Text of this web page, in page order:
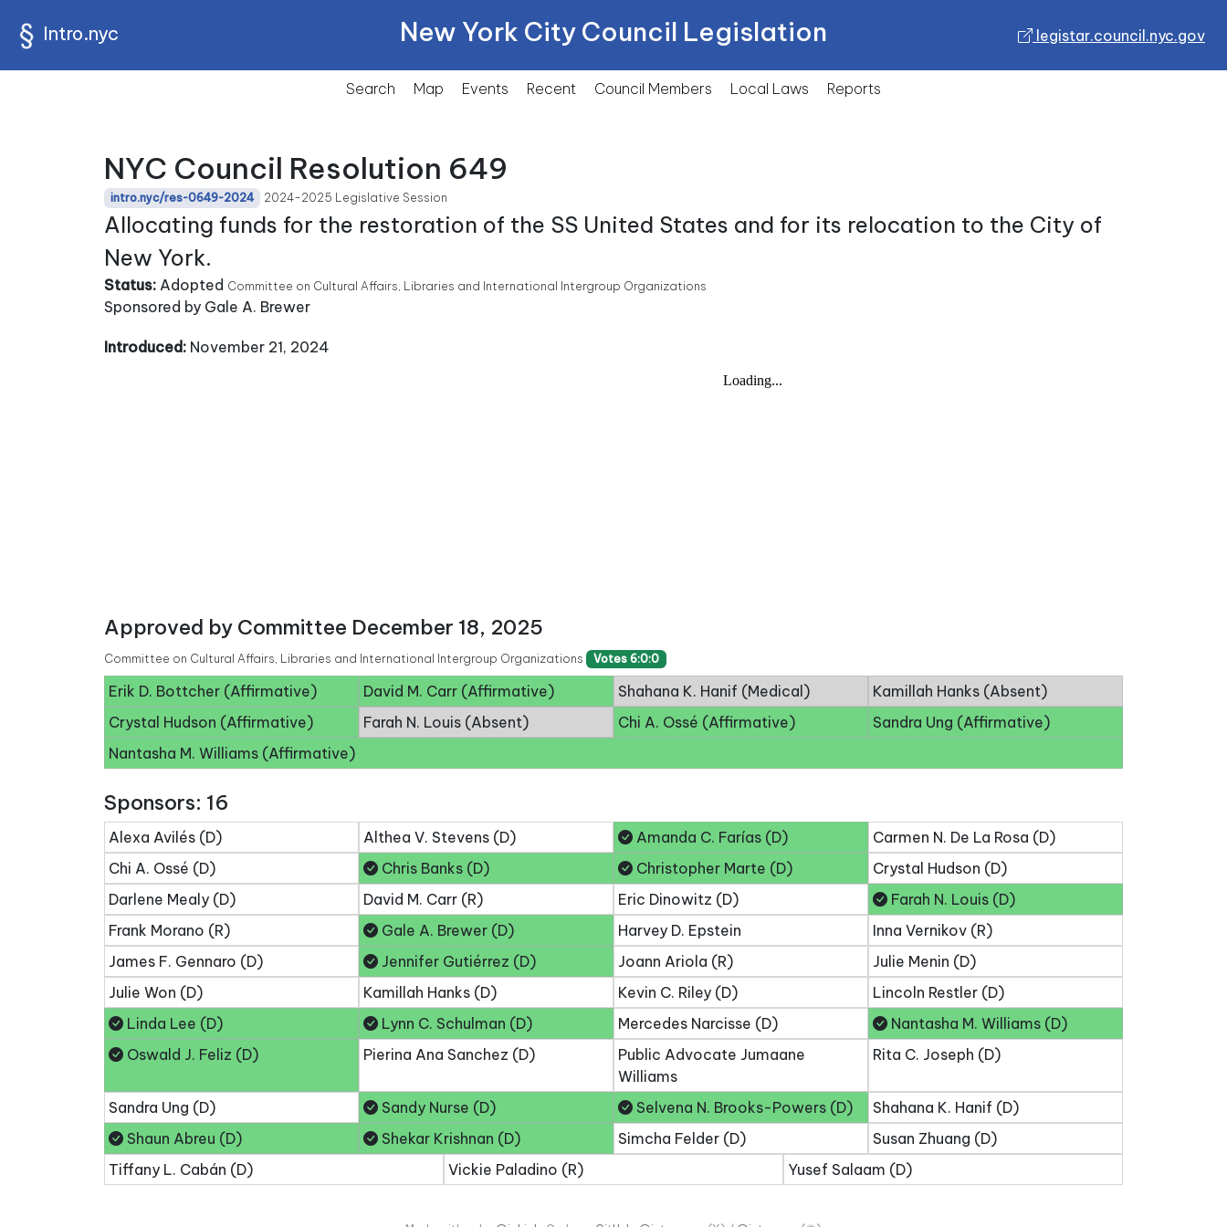
Intro.nyc New York City Council Legislation legistar.council.nyc.gov
Search Map Events Recent Council Members Local Laws Reports
NYC Council Resolution 649
intro.nyc/res-0649-2024 2024-2025 Legislative Session
Allocating funds for the restoration of the SS United States and for its relocation to the City of
New York.
Status: Adopted Committee on Cultural Affairs, Libraries and International Intergroup Organizations
Sponsored by Gale A. Brewer
Introduced: November 21, 2024
Approved by Committee December 18, 2025
Committee on Cultural Affairs, Libraries and International Intergroup Organizations Votes 6:0:0
Erik D. Bottcher (Affirmative) David M. Carr (Affirmative) Shahana K. Hanif (Medical)
Kamillah Hanks (Absent)
Crystal Hudson (Affirmative)
Farah N. Louis (Absent) Chi A. Ossé (Affirmative)
Sandra Ung (Affirmative)
Nantasha M. Williams (Affirmative)
Sponsors: 16
Alexa Avilés (D) Althea V. Stevens (D) Amanda C. Farías (D)
Carmen N. De La Rosa (D)
Chi A. Ossé (D)
Chris Banks (D) Christopher Marte (D)
Crystal Hudson (D)
Darlene Mealy (D)
David M. Carr (R) Eric Dinowitz (D)
Farah N. Louis (D)
Frank Morano (R)
Gale A. Brewer (D) Harvey D. Epstein
Inna Vernikov (R)
James F. Gennaro (D)
Jennifer Gutiérrez (D) Joann Ariola (R)
Julie Menin (D)
Julie Won (D)
Kamillah Hanks (D) Kevin C. Riley (D)
Lincoln Restler (D)
Linda Lee (D)
Lynn C. Schulman (D) Mercedes Narcisse (D)
Nantasha M. Williams (D)
Oswald J. Feliz (D)
Pierina Ana Sanchez (D)
Public Advocate Jumaane
Williams
Rita C. Joseph (D)
Sandra Ung (D) Sandy Nurse (D) Selvena N. Brooks-Powers (D)
Shahana K. Hanif (D)
Shaun Abreu (D)
Shekar Krishnan (D) Simcha Felder (D)
Susan Zhuang (D)
Tiffany L. Cabán (D)
Vickie Paladino (R) Yusef Salaam (D)